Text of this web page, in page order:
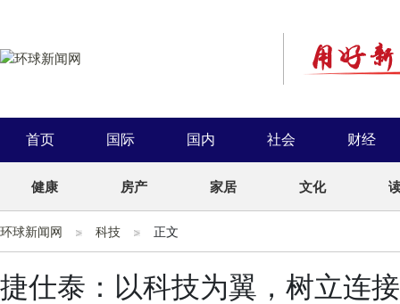
首页 国际 国内 社会 财经
健康 房产 家居 文化
环球新闻网 科技 正文
捷仕泰：以科技为翼，树立连